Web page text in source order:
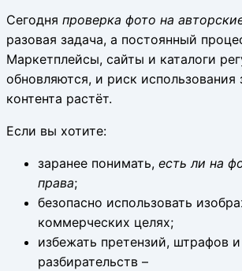
Сегодня проверка фото на
разовая задача, а постоянный
Маркетплейсы, сайты и каталоги
обновляются, и риск
контента растёт.
Если вы хотите:
заранее понимать, есть ли на
права;
безопасно использовать
коммерческих целях;
избежать претензий, штрафов
разбирательств –